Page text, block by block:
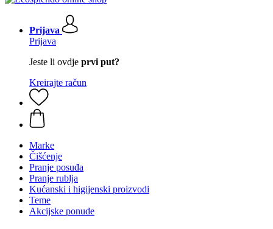
Prijava
Prijava
Jeste li ovdje prvi put?
Kreirajte račun
Marke
Čišćenje
Pranje posuđa
Pranje rublja
Kućanski i higijenski proizvodi
Teme
Akcijske ponude